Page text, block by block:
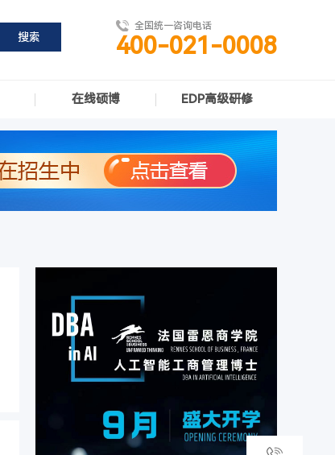
全国统一咨询电话
400-021-0008
在线硕博 EDP高级研修